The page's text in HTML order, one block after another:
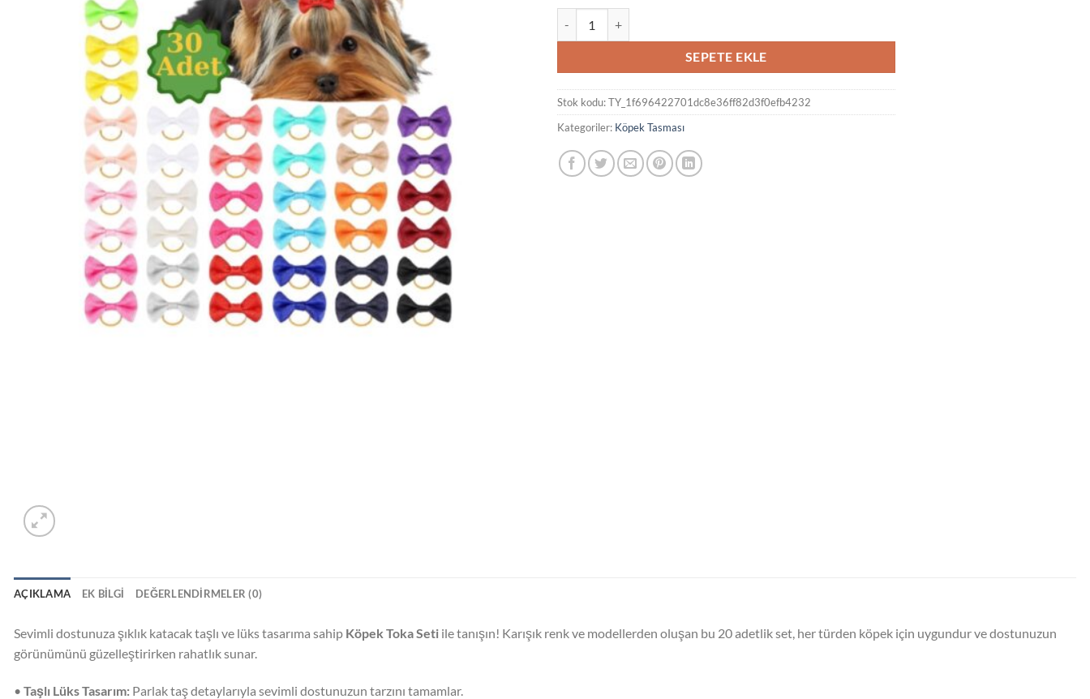
SEPETE EKLE
Stok kodu:TY_1f696422701dc8e36ff82d3f0efb4232
Kategoriler: Köpek Tasması
AÇIKLAMA EK BILGI DEĞERLENDIRMELER (0)
Sevimli dostunuza şıklık katacak taşlı ve lüks tasarıma sahip Köpek Toka Seti ile tanışın! Karışık renk ve modellerden oluşan bu 20 adetlik set, her türden köpek için uygundur ve dostunuzun
görünümünü güzelleştirirken rahatlık sunar.
• Taşlı Lüks Tasarım: Parlak taş detaylarıyla sevimli dostunuzun tarzını tamamlar.